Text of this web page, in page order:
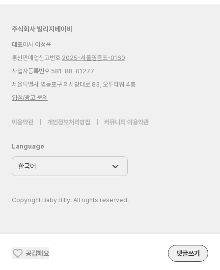
공감해요 댓글쓰기
주식회사 빌리지베이비
대표이사 이정윤
통신판매업신고번호 2025-서울영등포-0160
사업자등록번호 581-88-01277
서울특별시 영등포구 의사당대로 83, 오투타워 4층
입점/광고 문의
이용약관 개인정보처리방침 커뮤니티 이용약관
Language
Copyright Baby Billy. All rights reserved.